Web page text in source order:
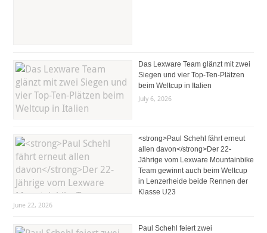
Das Lexware Team glänzt mit zwei
Siegen und vier Top-Ten-Plätzen
beim Weltcup in Italien
July 6, 2026
<strong>Paul Schehl fährt erneut
allen davon</strong>Der 22-
Jährige vom Lexware Mountainbike
Team gewinnt auch beim Weltcup
in Lenzerheide beide Rennen der
Klasse U23
June 22, 2026
Paul Schehl feiert zwei